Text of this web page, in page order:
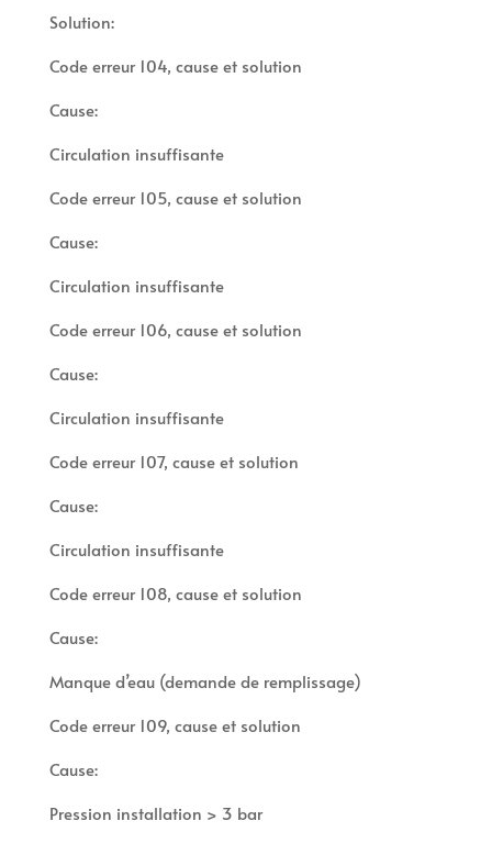
Solution:
Code erreur 104, cause et solution
Cause:
Circulation insuffisante
Code erreur 105, cause et solution
Cause:
Circulation insuffisante
Code erreur 106, cause et solution
Cause:
Circulation insuffisante
Code erreur 107, cause et solution
Cause:
Circulation insuffisante
Code erreur 108, cause et solution
Cause:
Manque d’eau (demande de remplissage)
Code erreur 109, cause et solution
Cause:
Pression installation > 3 bar